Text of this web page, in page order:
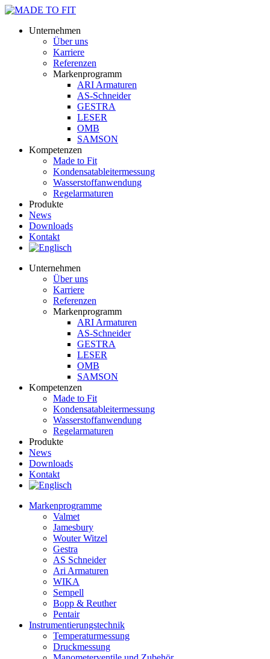
Unternehmen
Über uns
Karriere
Referenzen
Markenprogramm
ARI Armaturen
AS-Schneider
GESTRA
LESER
OMB
SAMSON
Kompetenzen
Made to Fit
Kondensat­ableiter­messung
Wasserstoff­anwendung
Regel­arma­turen
Produkte
News
Downloads
Kontakt
Unternehmen
Über uns
Karriere
Referenzen
Markenprogramm
ARI Armaturen
AS-Schneider
GESTRA
LESER
OMB
SAMSON
Kompetenzen
Made to Fit
Kondensat­ableiter­messung
Wasserstoff­anwendung
Regel­arma­turen
Produkte
News
Downloads
Kontakt
Markenprogramme
Valmet
Jamesbury
Wouter Witzel
Gestra
AS Schneider
Ari Armaturen
WIKA
Sempell
Bopp & Reuther
Pentair
Instrumentierungs­technik
Temperaturmessung
Druckmessung